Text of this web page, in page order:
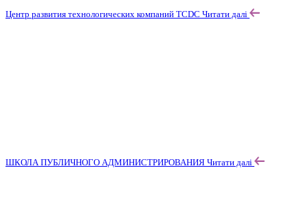
Центр развития технологических компаний TCDC Читати далі
ШКОЛА ПУБЛИЧНОГО АДМИНИСТРИРОВАНИЯ Читати далі